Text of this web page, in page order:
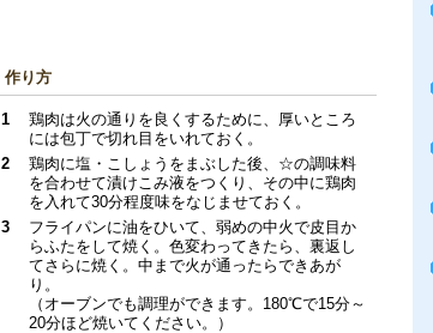
作り方
1
鶏肉は火の通りを良くするために、厚いところ
には包丁で切れ目をいれておく。
2
鶏肉に塩・こしょうをまぶした後、☆の調味料
を合わせて漬けこみ液をつくり、その中に鶏肉
を入れて30分程度味をなじませておく。
3
フライパンに油をひいて、弱めの中火で皮目か
らふたをして焼く。色変わってきたら、裏返し
てさらに焼く。中まで火が通ったらできあが
り。
（オーブンでも調理ができます。180℃で15分～
20分ほど焼いてください。）